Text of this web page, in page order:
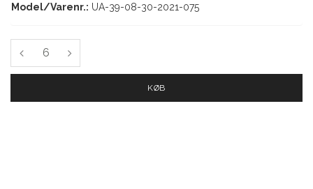
Model/Varenr.: UA-39-08-30-2021-075
KØB